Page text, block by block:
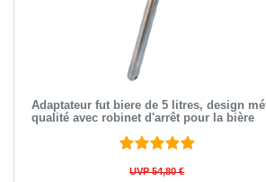
Adaptateur fut biere de 5 litres, design
qualité avec robinet d'arrêt pour la bière
UVP 54,80 €